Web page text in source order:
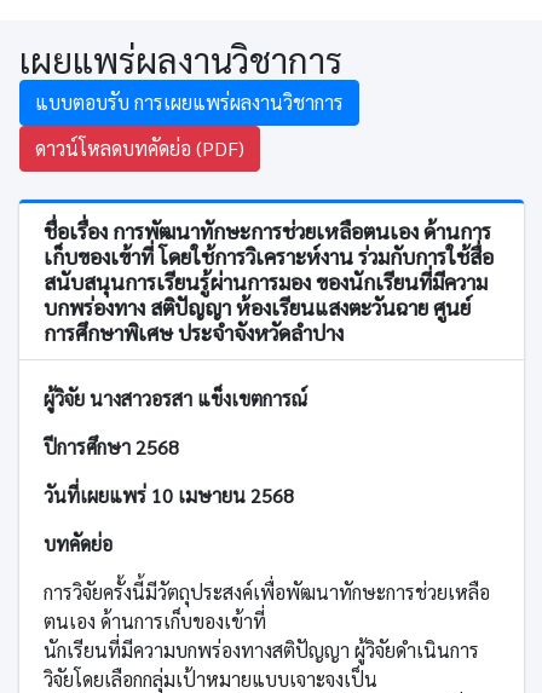
เผยแพร่ผลงานวิชาการ
แบบตอบรับ การเผยแพร่ผลงานวิชาการ
ดาวน์โหลดบทคัดย่อ (PDF)
ชื่อเรื่อง การพัฒนาทักษะการช่วยเหลือตนเอง ด้านการ
เก็บของเข้าที่ โดยใช้การวิเคราะห์งาน ร่วมกับการใช้สื่อ
สนับสนุนการเรียนรู้ผ่านการมอง ของนักเรียนที่มีความ
บกพร่องทาง สติปัญญา ห้องเรียนแสงตะวันฉาย ศูนย์
การศึกษาพิเศษ ประจำจังหวัดลำปาง
ผู้วิจัย นางสาวอรสา แข็งเขตการณ์
ปีการศึกษา 2568
วันที่เผยแพร่ 10 เมษายน 2568
บทคัดย่อ
การวิจัยครั้งนี้มีวัตถุประสงค์เพื่อพัฒนาทักษะการช่วยเหลือ
ตนเอง ด้านการเก็บของเข้าที่
นักเรียนที่มีความบกพร่องทางสติปัญญา ผู้วิจัยดำเนินการ
วิจัยโดยเลือกกลุ่มเป้าหมายแบบเจาะจงเป็น